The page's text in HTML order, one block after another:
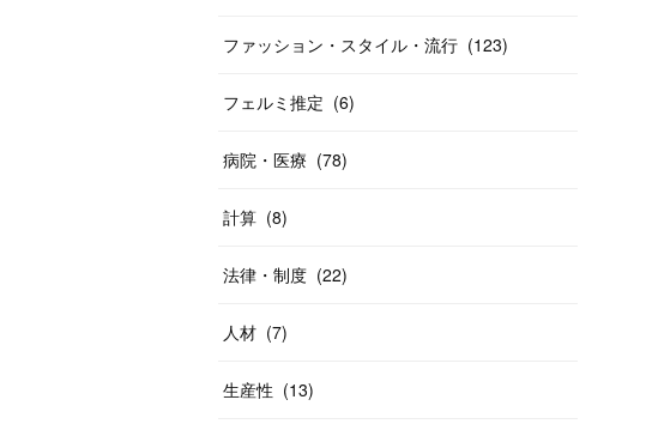
ファッション・スタイル・流行 (123)
フェルミ推定 (6)
病院・医療 (78)
計算 (8)
法律・制度 (22)
人材 (7)
生産性 (13)